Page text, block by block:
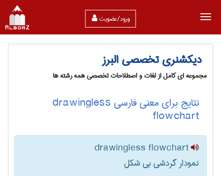
ورود/عضویت
دیکشنری تخصصی البرز
مجموعه ای کامل از لغات و اصطلاحات تخصصی همه رشته ها
نتایج برای معنی فارسی drawingless
flowchart
drawingless flowchart
نمودار گردشی بی شکل